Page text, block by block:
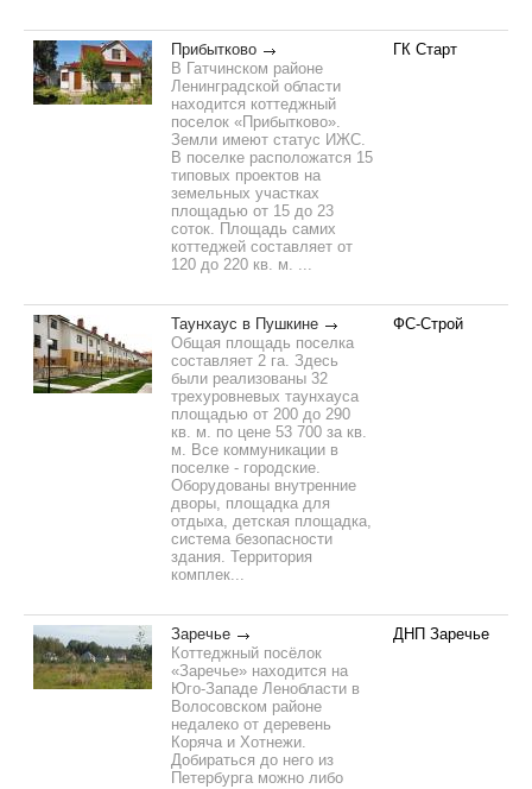
Прибытково
В Гатчинском районе
Ленинградской области
находится коттеджный
поселок «Прибытково».
Земли имеют статус ИЖС.
В поселке расположатся 15
типовых проектов на
земельных участках
площадью от 15 до 23
соток. Площадь самих
коттеджей составляет от
120 до 220 кв. м. ...
ГК Старт
Таунхаус в Пушкине
Общая площадь поселка
составляет 2 га. Здесь
были реализованы 32
трехуровневых таунхауса
площадью от 200 до 290
кв. м. по цене 53 700 за кв.
м. Все коммуникации в
поселке - городские.
Оборудованы внутренние
дворы, площадка для
отдыха, детская площадка,
система безопасности
здания. Территория
комплек...
ФС-Строй
Заречье
Коттеджный посёлок
«Заречье» находится на
Юго-Западе Ленобласти в
Волосовском районе
недалеко от деревень
Коряча и Хотнежи.
Добираться до него из
Петербурга можно либо
ДНП Заречье